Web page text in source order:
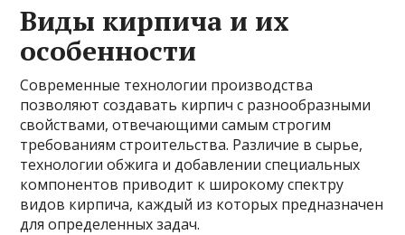
Виды кирпича и их
особенности
Современные технологии производства
позволяют создавать кирпич с разнообразными
свойствами, отвечающими самым строгим
требованиям строительства. Различие в сырье,
технологии обжига и добавлении специальных
компонентов приводит к широкому спектру
видов кирпича, каждый из которых предназначен
для определенных задач.